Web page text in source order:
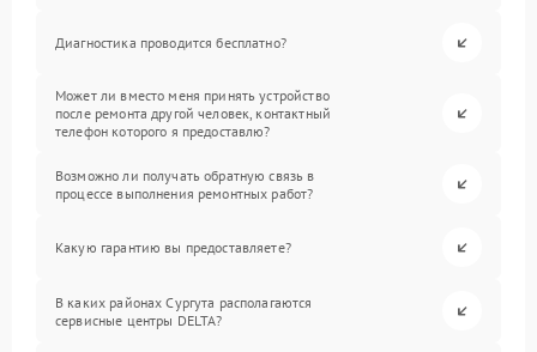
Диагностика проводится бесплатно?
Может ли вместо меня принять устройство
после ремонта другой человек, контактный
телефон которого я предоставлю?
Возможно ли получать обратную связь в
процессе выполнения ремонтных работ?
Какую гарантию вы предоставляете?
В каких районах Сургута располагаются
сервисные центры DELTA?